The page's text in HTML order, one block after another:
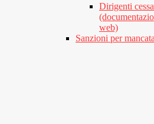
Dirigenti
web)
Sanzioni per